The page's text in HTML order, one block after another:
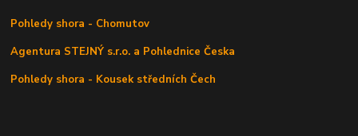
Pohledy shora - Chomutov
Agentura STEJNÝ s.r.o. a Pohlednice Česka
Pohledy shora - Kousek středních Čech